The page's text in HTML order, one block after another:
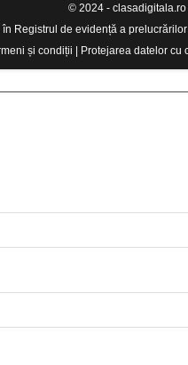
© 2024 - clasadigitala.ro
Registrul de evidență a
și condiții | Protejarea datelor cu